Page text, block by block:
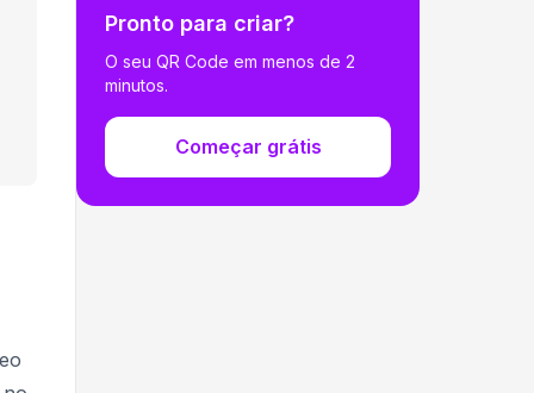
Pronto para criar?
O seu QR Code em menos de 2
minutos.
Começar grátis